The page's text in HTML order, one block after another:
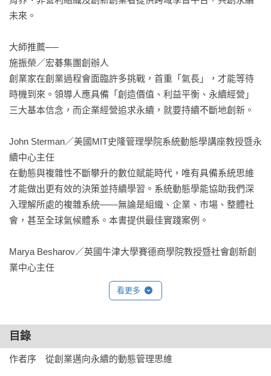
未來。
大師推薦──
施振榮／宏碁集團創辦人
創業家在創業過程會面臨許多挑戰，首重「氣長」，才能等待
時機到來。領導人應具備「創造價值、利益平衡、永續經營」
三大基本信念，而企業經營追求永續，就要持續不斷地創新。
John Sterman／美國MIT史隆管理學院系統動態學講座教授暨永
續中心主任
在動態與複雜性不斷攀升的數位賦能時代，唯有具備系統思維
才能做出更有效的決策並持續學習。系統動態學能協助我們深
入理解所處的複雜系統——無論是組織、企業、市場、整體社
會，甚至全球氣候體系。本書提供最佳實踐案例。
Marya Besharov／英國牛津大學賽德商學院教授暨社會創新創
業中心主任
因應當前全球政經社會環境與ESG永續思潮，比以往任何時候
都更需要具備社會創新創業精神以及系統思維的領導者——他
變。
看更多
目錄
作者序　從創業邁向永續的動態管理思維